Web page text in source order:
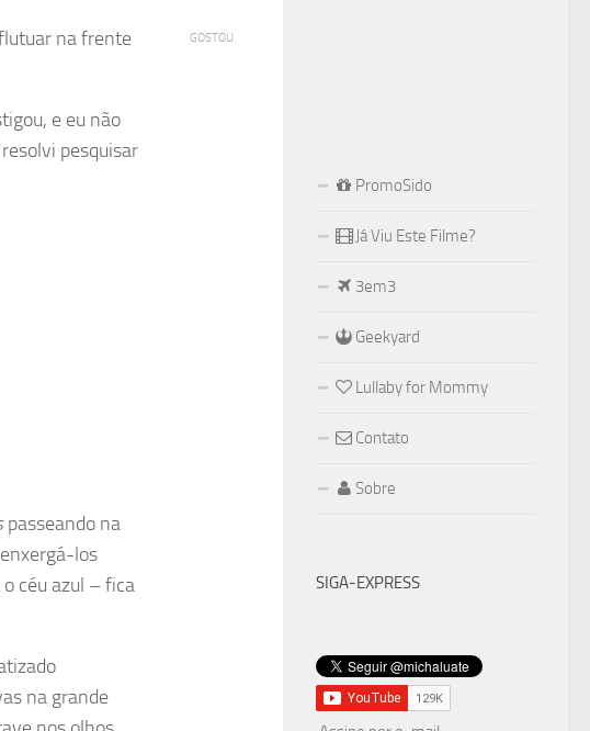
na frente
e eu não
pesquisar
passeando na
los
céu azul – fica
na grande
GOSTOU
PromoSido
Já Viu Este Filme?
3em3
Geekyard
Lullaby for Mommy
Contato
Sobre
SIGA-EXPRESS